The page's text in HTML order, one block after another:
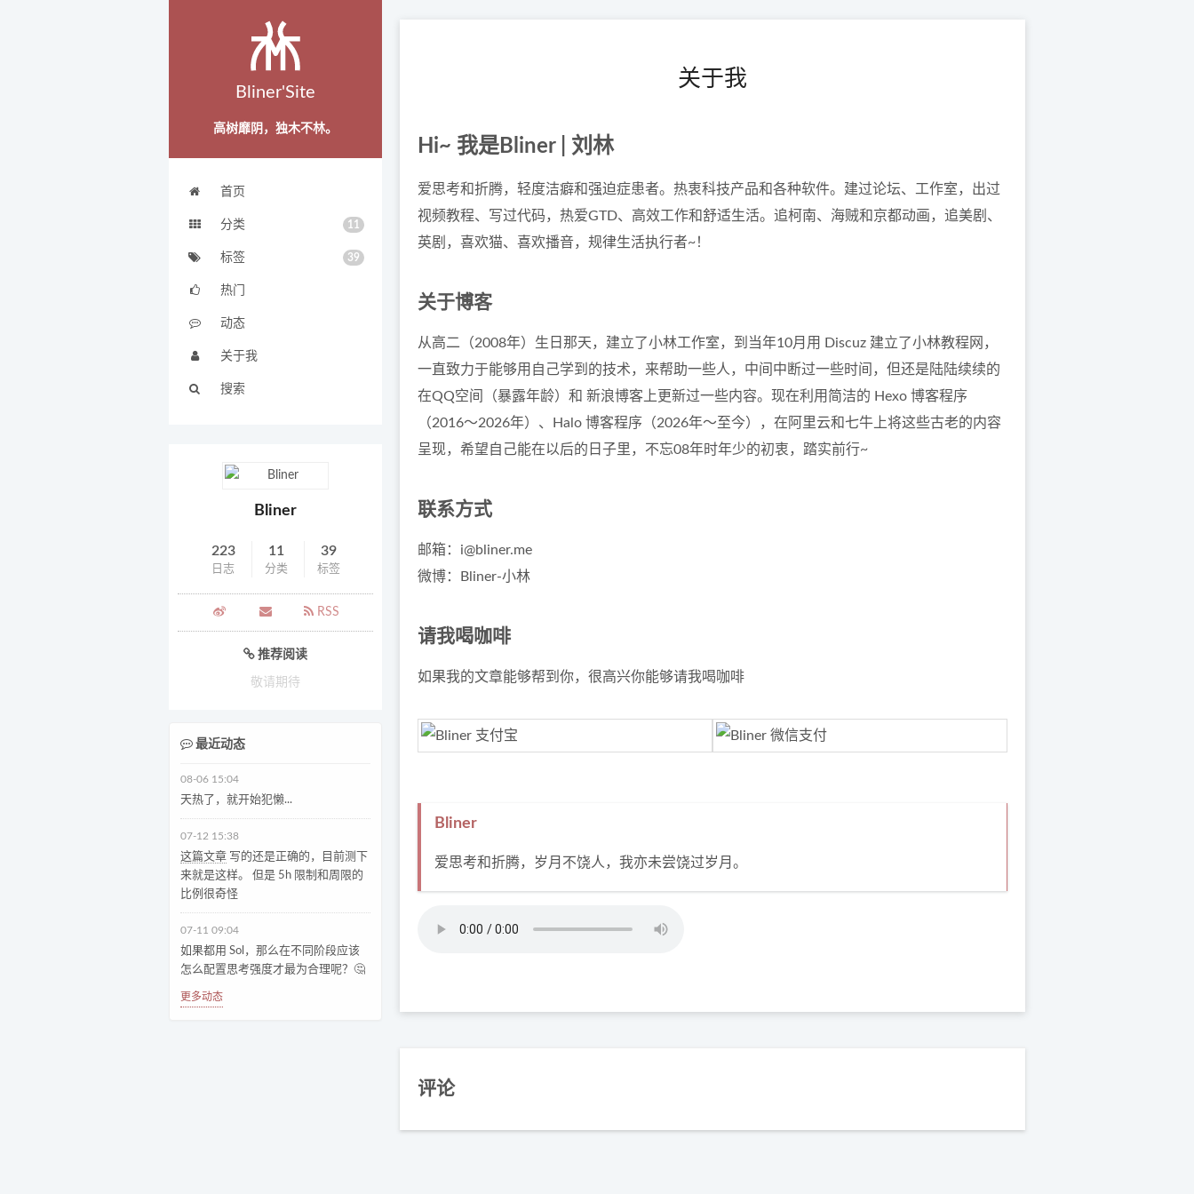
Bliner'Site
高树靡阴，独木不林。
首页
分类 11
标签 39
热门
动态
关于我
搜索
关于我
Hi~ 我是Bliner | 刘林
爱思考和折腾，轻度洁癖和强迫症患者。热衷科技产品和各种软件。建过论坛、工作室，出过
视频教程、写过代码，热爱GTD、高效工作和舒适生活。追柯南、海贼和京都动画，追美剧、
英剧，喜欢猫、喜欢播音，规律生活执行者~！
关于博客
从高二（2008年）生日那天，建立了小林工作室，到当年10月用 Discuz 建立了小林教程网，
一直致力于能够用自己学到的技术，来帮助一些人，中间中断过一些时间，但还是陆陆续续的
在QQ空间（暴露年龄）和 新浪博客上更新过一些内容。现在利用简洁的 Hexo 博客程序
（2016～2026年）、Halo 博客程序（2026年～至今），在阿里云和七牛上将这些古老的内容
呈现，希望自己能在以后的日子里，不忘08年时年少的初衷，踏实前行~
联系方式
邮箱： i@bliner.me
微博：
Bliner-小林
请我喝咖啡
如果我的文章能够帮到你，很高兴你能够请我喝咖啡
Bliner
爱思考和折腾，岁月不饶人，我亦未尝饶过岁月。
评论
Bliner
223
日志
11
分类
39
标签
RSS
推荐阅读
敬请期待
最近动态
08-06 15:04
天热了，就开始犯懒...
07-12 15:38
这篇文章 写的还是正确的，目前测下
来就是这样。 但是 5h 限制和周限的
比例很奇怪
07-11 09:04
如果都用 Sol，那么在不同阶段应该
怎么配置思考强度才最为合理呢？🤔
更多动态